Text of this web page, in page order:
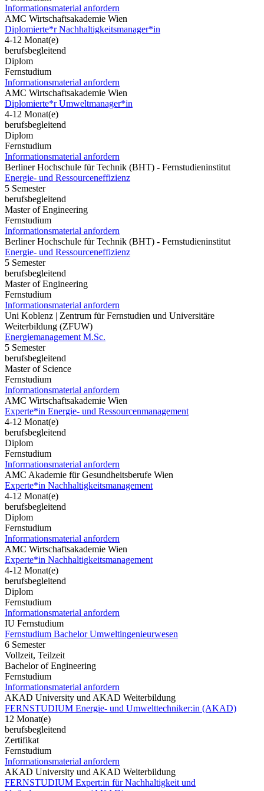
Informationsmaterial anfordern
AMC Wirtschaftsakademie Wien
Diplomierte*r Nachhaltigkeitsmanager*in
4-12 Monat(e)
berufsbegleitend
Diplom
Fernstudium
Informationsmaterial anfordern
AMC Wirtschaftsakademie Wien
Diplomierte*r Umweltmanager*in
4-12 Monat(e)
berufsbegleitend
Diplom
Fernstudium
Informationsmaterial anfordern
Berliner Hochschule für Technik (BHT) - Fernstudieninstitut
Energie- und Ressourceneffizienz
5 Semester
berufsbegleitend
Master of Engineering
Fernstudium
Informationsmaterial anfordern
Berliner Hochschule für Technik (BHT) - Fernstudieninstitut
Energie- und Ressourceneffizienz
5 Semester
berufsbegleitend
Master of Engineering
Fernstudium
Informationsmaterial anfordern
Uni Koblenz | Zentrum für Fernstudien und Universitäre
Weiterbildung (ZFUW)
Energiemanagement M.Sc.
5 Semester
berufsbegleitend
Master of Science
Fernstudium
Informationsmaterial anfordern
AMC Wirtschaftsakademie Wien
Experte*in Energie- und Ressourcenmanagement
4-12 Monat(e)
berufsbegleitend
Diplom
Fernstudium
Informationsmaterial anfordern
AMC Akademie für Gesundheitsberufe Wien
Experte*in Nachhaltigkeitsmanagement
4-12 Monat(e)
berufsbegleitend
Diplom
Fernstudium
Informationsmaterial anfordern
AMC Wirtschaftsakademie Wien
Experte*in Nachhaltigkeitsmanagement
4-12 Monat(e)
berufsbegleitend
Diplom
Fernstudium
Informationsmaterial anfordern
IU Fernstudium
Fernstudium Bachelor Umweltingenieurwesen
6 Semester
Vollzeit, Teilzeit
Bachelor of Engineering
Fernstudium
Informationsmaterial anfordern
AKAD University und AKAD Weiterbildung
FERNSTUDIUM Energie- und Umwelttechniker:in (AKAD)
12 Monat(e)
berufsbegleitend
Zertifikat
Fernstudium
Informationsmaterial anfordern
AKAD University und AKAD Weiterbildung
FERNSTUDIUM Expert:in für Nachhaltigkeit und